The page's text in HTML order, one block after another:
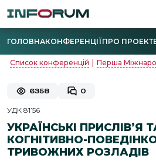
ГОЛОВНАКОНФЕРЕНЦІЇПРО ПРОЕКТ
Список конференцій Перша
6358 0
УДК 81’56
УКРАЇНСЬКІ ПРИСЛІВ’Я
КОГНІТИВНО-
ТРИВОЖНИХ РОЗЛАДІВ